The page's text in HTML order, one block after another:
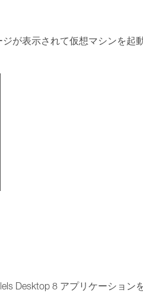
が表示されて仮想マシンを起
Desktop 8 アプリケーション